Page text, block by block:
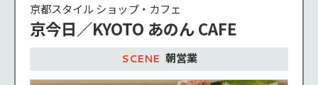
京都スタイル ショップ・カフェ
京今日／KYOTO あのん CAFE
朝営業